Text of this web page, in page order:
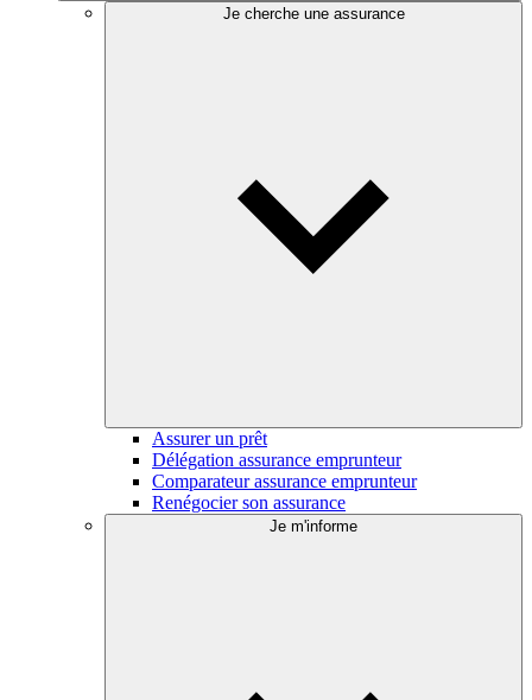
Je cherche une assurance
Assurer un prêt
Délégation assurance emprunteur
Comparateur assurance emprunteur
Renégocier son assurance
Je m'informe